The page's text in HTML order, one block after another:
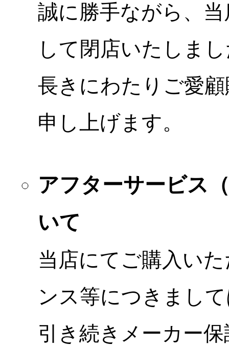
誠に勝手ながら、
して閉店いたしま
長きにわたりご愛
申し上げます。
アフターサービス
いて
当店にてご購入い
ンス等につきまし
引き続きメーカー